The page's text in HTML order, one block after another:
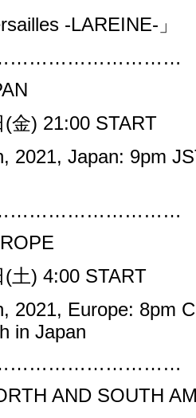
-LAREINE- 」
(金) 21:00 START
2021, Japan: 9pm
(土) 4:00 START
2021, Europe: 8pm
in Japan
AND SOUTH